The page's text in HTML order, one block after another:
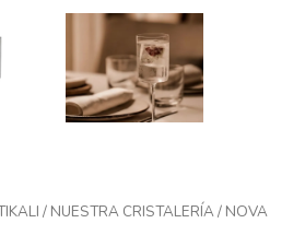
/ NUESTRA CRISTALERÍA/ NOVA